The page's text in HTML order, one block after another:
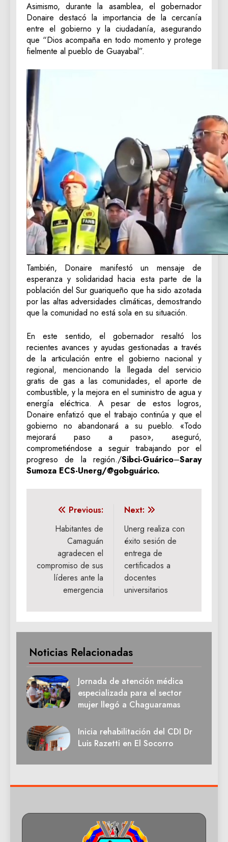
‎Asimismo, durante la asamblea, el gobernador
Donaire destacó la importancia de la cercanía
entre el gobierno y la ciudadanía, asegurando
que “Dios acompaña en todo momento y protege
fielmente al pueblo de Guayabal”.
‎También, Donaire manifestó un mensaje de
esperanza y solidaridad hacia esta parte de la
población del Sur guariqueño que ha sido azotada
por las altas adversidades climáticas, demostrando
que la comunidad no está sola en su situación.
‎En este sentido, el gobernador resaltó los
recientes avances y ayudas gestionadas a través
de la articulación entre el gobierno nacional y
regional, mencionando la llegada del servicio
gratis de gas a las comunidades, el aporte de
combustible, y la mejora en el suministro de agua y
energía eléctrica. A pesar de estos logros,
Donaire enfatizó que el trabajo continúa y que el
gobierno no abandonará a su pueblo. «Todo
mejorará paso a paso», aseguró,
comprometiéndose a seguir trabajando por el
progreso de la región./Sibci-Guárico–Saray
Sumoza ECS-Unerg/@gobguárico.
Navegación
entradas
Previous:
‎Habitantes de
Camaguán
agradecen el
compromiso de sus
líderes ante la
emergencia
Next:
Unerg realiza con
éxito sesión de
entrega de
certificados a
docentes
universitarios
Noticias Relacionadas
Jornada de atención médica
especializada para el sector
mujer llegó a Chaguaramas
Inicia rehabilitación del CDI Dr
Luis Razetti en El Socorro